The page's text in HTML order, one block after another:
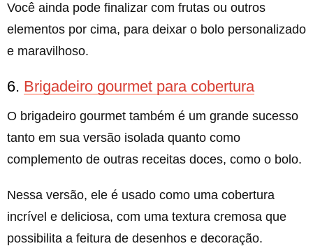
Você ainda pode finalizar com frutas ou outros
elementos por cima, para deixar o bolo personalizado
e maravilhoso.
6. Brigadeiro gourmet para cobertura
O brigadeiro gourmet também é um grande sucesso
tanto em sua versão isolada quanto como
complemento de outras receitas doces, como o bolo.
Nessa versão, ele é usado como uma cobertura
incrível e deliciosa, com uma textura cremosa que
possibilita a feitura de desenhos e decoração.